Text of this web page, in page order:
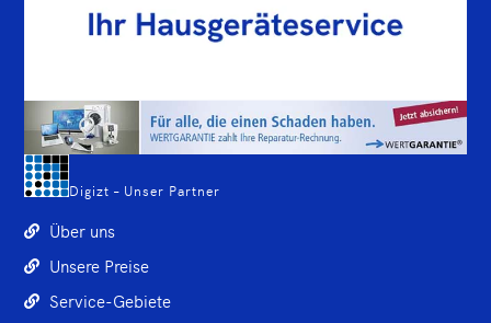
Digizt – Unser Partner
Über uns
Unsere Preise
Service-Gebiete